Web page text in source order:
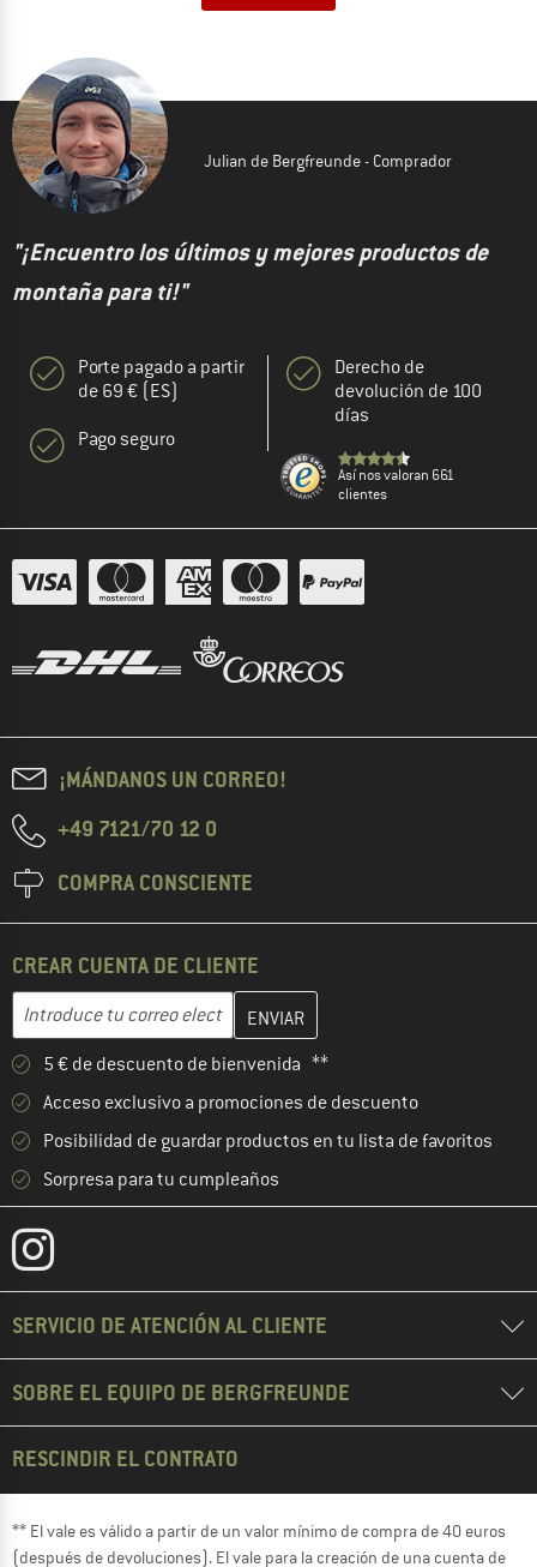
Julian de Bergfreunde - Comprador
"¡Encuentro los últimos y mejores productos de
montaña para ti!"
Porte pagado a partir
de 69 € (ES)
Pago seguro
Derecho de
devolución de 100
días
Así nos valoran 661
clientes
¡MÁNDANOS UN CORREO!
+49 7121/70 12 0
COMPRA CONSCIENTE
CREAR CUENTA DE CLIENTE
Dirección de correo electrónico
Introduce aquí tu dirección de correo electrónico y crea tu
5 € de descuento de bienvenida **
Acceso exclusivo a promociones de descuento
Posibilidad de guardar productos en tu lista de favoritos
Sorpresa para tu cumpleaños
SERVICIO DE ATENCIÓN AL CLIENTE
SOBRE EL EQUIPO DE BERGFREUNDE
RESCINDIR EL CONTRATO
** El vale es válido a partir de un valor mínimo de compra de 40 euros
(después de devoluciones). El vale para la creación de una cuenta de